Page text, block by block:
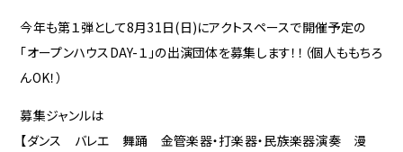
今年も第１弾として8月31日(日)にアクトスペースで開催予定の
「オープンハウスDAY-１」の出演団体を募集します！！（個人ももちろ
んOK！）
募集ジャンルは
【ダンス バレエ 舞踊 金管楽器・打楽器・民族楽器演奏 漫